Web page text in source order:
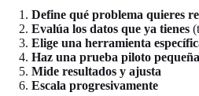
Define qué problema quieres
Evalúa los datos que ya tienes
Elige una herramienta
Haz una prueba piloto pequeña
Mide resultados y ajusta
Escala progresivamente